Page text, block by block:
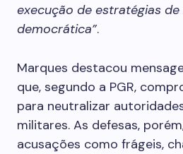
execução de estratégias
democrática”.
Marques destacou
que, segundo a PGR,
para neutralizar
militares. As defesas,
acusações como frágeis,